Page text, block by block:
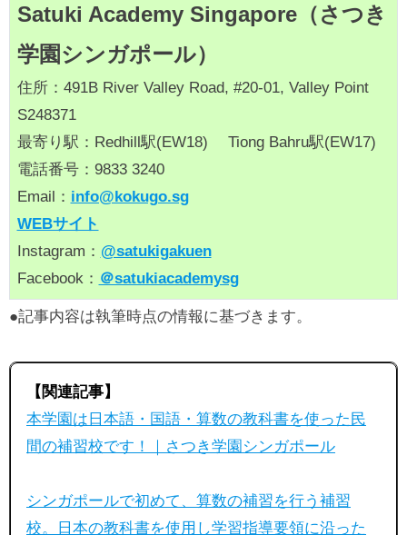
Satuki Academy Singapore（さつき
学園シンガポール）
住所：491B River Valley Road, #20-01, Valley Point
S248371
最寄り駅：Redhill駅(EW18) Tiong Bahru駅(EW17)
電話番号：9833 3240
Email： info@kokugo.sg
WEBサイト
Instagram： @satukigakuen
Facebook： ＠satukiacademysg
●記事内容は執筆時点の情報に基づきます。
【関連記事】
本学園は日本語・国語・算数の教科書を使った民
間の補習校です！｜さつき学園シンガポール
シンガポールで初めて、算数の補習を行う補習
校。日本の教科書を使用し学習指導要領に沿った